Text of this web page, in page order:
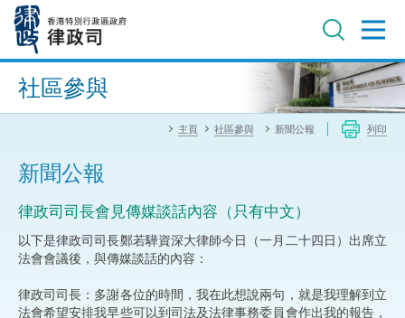
內
進階搜尋
社區參與
主頁 社區參與 新聞公報 列印
新聞公報
律政司司長會見傳媒談話內容（只有中文）
以下是律政司司長鄭若驊資深大律師今日（一月二十四日）出席立
法會會議後，與傳媒談話的內容：
律政司司長：多謝各位的時間，我在此想說兩句，就是我理解到立
法會希望安排我早些可以到司法及法律事務委員會作出我的報告，